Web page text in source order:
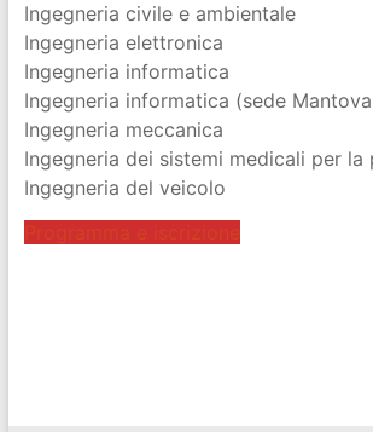
Ingegneria civile e ambientale
Ingegneria elettronica
Ingegneria informatica
Ingegneria informatica (sede
Ingegneria meccanica
Ingegneria dei sistemi medicali per la
Ingegneria del veicolo